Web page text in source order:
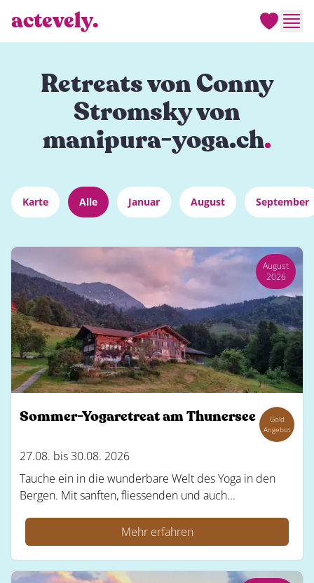
actevely.
Retreats von Conny
Stromsky von
manipura-yoga.ch.
Karte Alle Januar August September
August
2026
Sommer-Yogaretreat am Thunersee
Gold
Angebot
27.08. bis 30.08. 2026
Tauche ein in die wunderbare Welt des Yoga in den
Bergen. Mit sanften, fliessenden und auch...
Mehr erfahren